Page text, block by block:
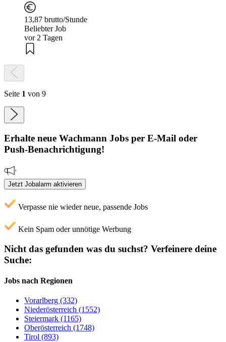
13,87 brutto/Stunde
Beliebter Job
vor 2 Tagen
Seite 1 von 9
Erhalte neue Wachmann Jobs per E-Mail oder
Push-Benachrichtigung!
Jetzt Jobalarm aktivieren
Verpasse nie wieder neue, passende Jobs
Kein Spam oder unnötige Werbung
Nicht das gefunden was du suchst? Verfeinere deine
Suche:
Jobs nach Regionen
Vorarlberg (332)
Niederösterreich (1552)
Steiermark (1165)
Oberösterreich (1748)
Tirol (893)